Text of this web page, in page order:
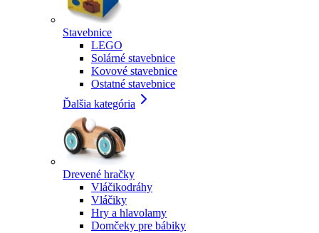
Stavebnice
LEGO
Solárné stavebnice
Kovové stavebnice
Ostatné stavebnice
Ďalšia kategória
Drevené hračky
Vláčikodráhy
Vláčiky
Hry a hlavolamy
Domčeky pre bábiky